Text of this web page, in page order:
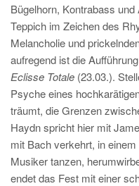
Bügelhorn, Kontrabass
Teppich im Zeichen des
Melancholie und
aufregend ist die
Eclisse Totale (23.03.).
Psyche eines
träumt, die Grenzen
Haydn spricht hier mit
mit Bach verkehrt, in
Musiker tanzen,
endet das Fest mit einer